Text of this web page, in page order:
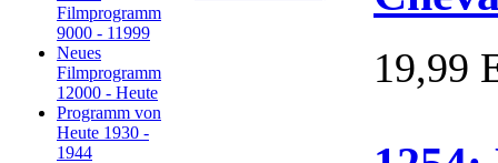
Filmprogramm
9000 - 11999
Neues
Filmprogramm
12000 - Heute
Programm von
Heute 1930 -
1944
19,99